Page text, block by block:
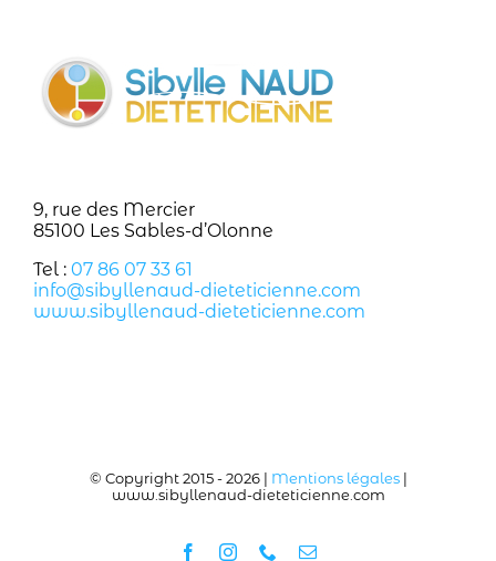
9, rue des Mercier
85100 Les Sables-d’Olonne
Tel : 07 86 07 33 61
info@sibyllenaud-dieteticienne.com
www.sibyllenaud-dieteticienne.com
© Copyright 2015 -2026 | Mentions légales|
www.sibyllenaud-dieteticienne.com
FacebookInstagramTéléphone
Email